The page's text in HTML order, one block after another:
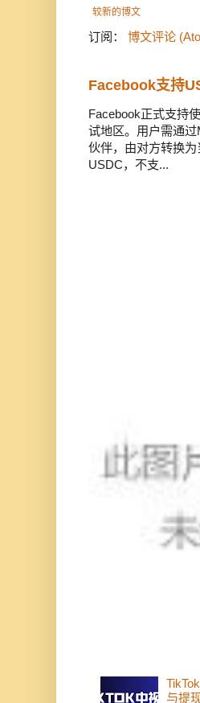
较新的博文
订阅： 博文评论
Facebook支持
Facebook正式支持
试地区。用户需通
伙伴，由对方转换
USDC，不支...
与提